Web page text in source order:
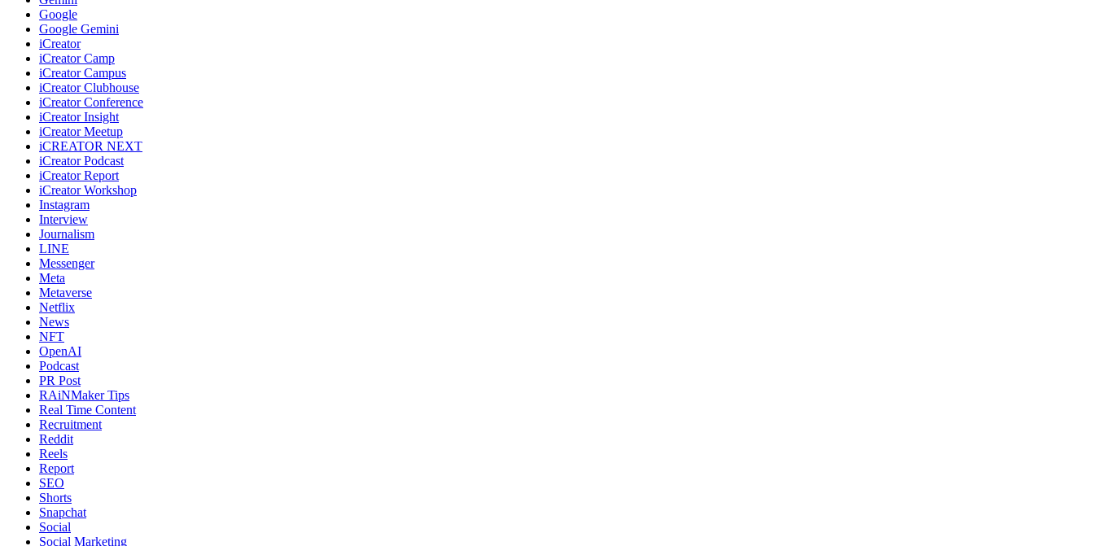
Google
Google Gemini
iCreator
iCreator Camp
iCreator Campus
iCreator Clubhouse
iCreator Conference
iCreator Insight
iCreator Meetup
iCREATOR NEXT
iCreator Podcast
iCreator Report
iCreator Workshop
Instagram
Interview
Journalism
LINE
Messenger
Meta
Metaverse
Netflix
News
NFT
OpenAI
Podcast
PR Post
RAiNMaker Tips
Real Time Content
Recruitment
Reddit
Reels
Report
SEO
Shorts
Snapchat
Social
Social Marketing